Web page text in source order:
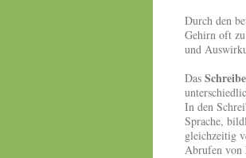
Durch den
Gehirn oft
und
Das
In den
Sprache,
gleichzeitig
Abrufen von